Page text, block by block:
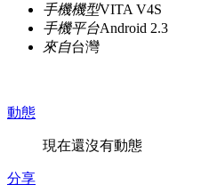
手機機型VITA V4S
手機平台Android 2.3
來自台灣
動態
現在還沒有動態
分享